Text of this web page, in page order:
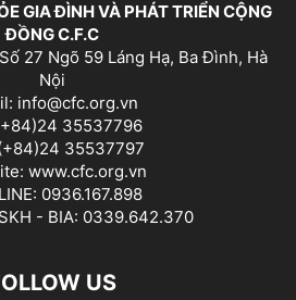
GIA ĐÌNH VÀ PHÁT TRIỂN CỘNG
ĐỒNG C.F.C
27 Ngõ 59 Láng Hạ, Ba Đình, Hà
Nội
info@cfc.org.vn
35537796
35537797
www.cfc.org.vn
0936.167.898
- BIA: 0339.642.370
US